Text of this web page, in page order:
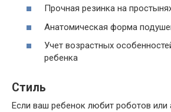
Прочная резинка на
Анатомическая форма
Учет возрастных
ребенка
Стиль
Если ваш ребенок любит роботов или